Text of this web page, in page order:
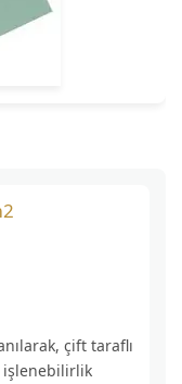
çift taraflı
işlenebilirlik